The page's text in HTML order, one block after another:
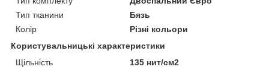
Тип тканини
Бязь
Колір
Різні кольори
Користувальницькі характеристики
Щільність
135 нит/см2